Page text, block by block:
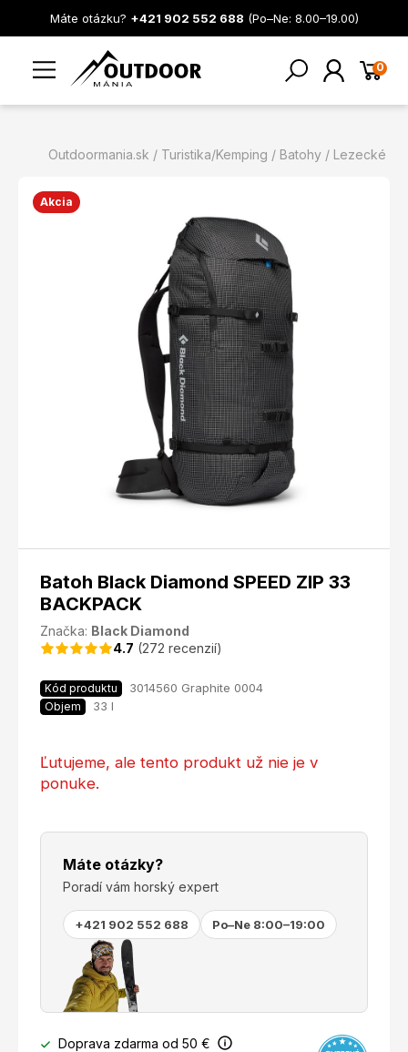
Máte otázku? +421 902 552 688 (Po–Ne: 8.00–19.00)
0
Outdoormania.sk Turistika/Kemping Batohy Lezecké
Akcia
Batoh Black Diamond SPEED ZIP 33
BACKPACK
Značka: Black Diamond
4.7 (272 recenzií)
Kód produktu 3014560 Graphite 0004
Objem 33 l
Ľutujeme, ale tento produkt už nie je v
ponuke.
Máte otázky?
Poradí vám horský expert
+421 902 552 688 Po–Ne 8:00–19:00
Doprava zdarma od 50 €